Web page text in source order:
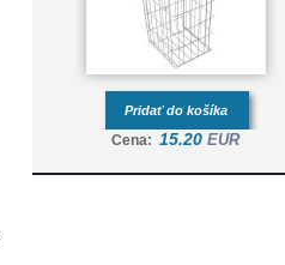
Pridať do košíka
Cena: 15.20 EUR